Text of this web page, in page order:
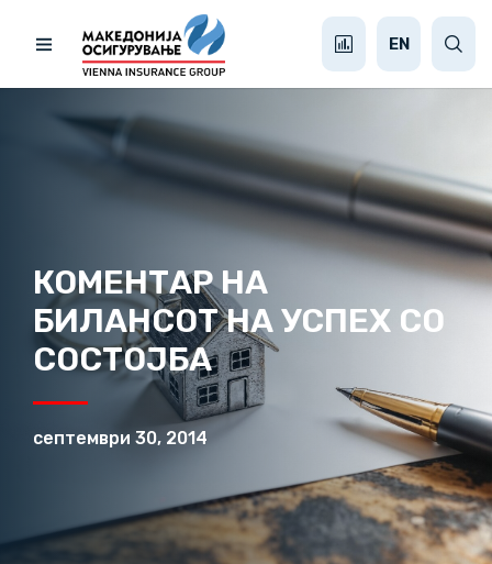
EN
КОМЕНТАР НА
БИЛАНСОТ НА УСПЕХ СО
СОСТОЈБА
септември 30, 2014